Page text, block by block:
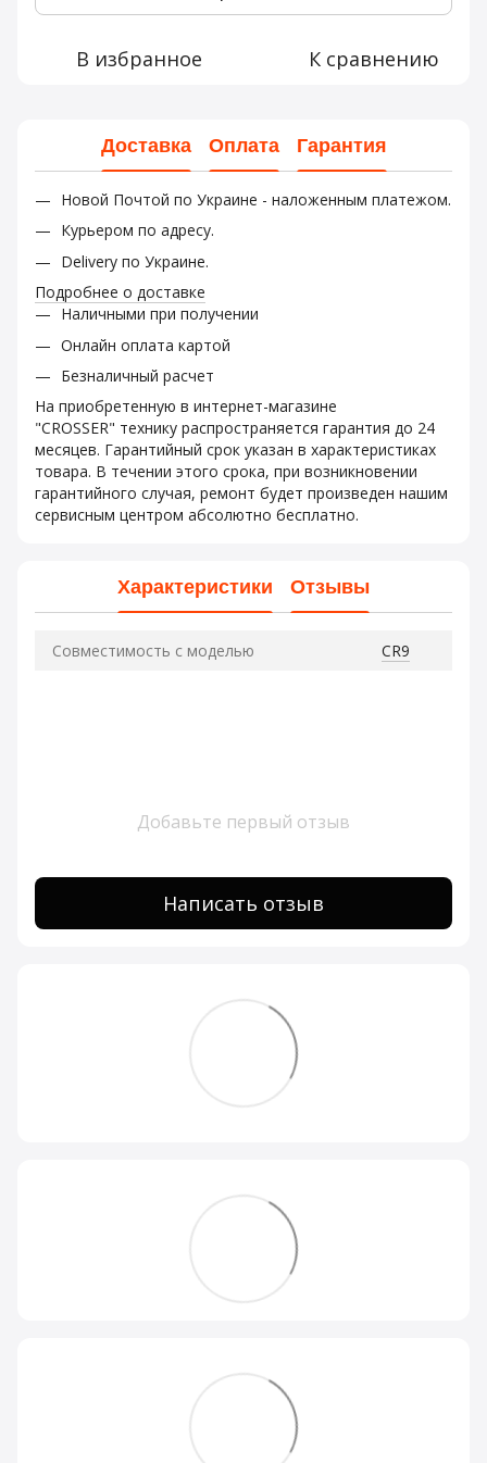
В избранное К сравнению
Доставка Оплата Гарантия
Новой Почтой по Украине - наложенным платежом.
Курьером по адресу.
Delivery по Украине.
Подробнее о доставке
Наличными при получении
Онлайн оплата картой
Безналичный расчет
На приобретенную в интернет-магазине
"CROSSER" технику распространяется гарантия до 24
месяцев. Гарантийный срок указан в характеристиках
товара. В течении этого срока, при возникновении
гарантийного случая, ремонт будет произведен нашим
сервисным центром абсолютно бесплатно.
Характеристики Отзывы
Совместимость с моделью CR9
Добавьте первый отзыв
Написать отзыв